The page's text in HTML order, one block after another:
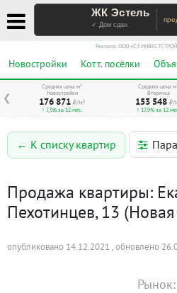
ЖК Эстель
✓ Дом сдан
Реклама. ООО «СЗ
Новостройки Котт. посёлки
❮
Средняя цена м²
Новостройки
176 871 ₽/м²
↑ 7,5% за 12 мес.
Средняя цена
Вторичка
153 548 ₽/
↑ 17,9% за 12
← К списку квартир
Продажа квартиры:
Пехотинцев, 13
опубликовано 14.12.2021 , обновлено
Рынок: